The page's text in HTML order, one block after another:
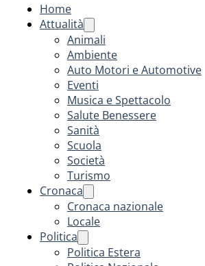
Home
Attualità
Animali
Ambiente
Auto Motori e Automotive
Eventi
Musica e Spettacolo
Salute Benessere
Sanità
Scuola
Società
Turismo
Cronaca
Cronaca nazionale
Locale
Politica
Politica Estera